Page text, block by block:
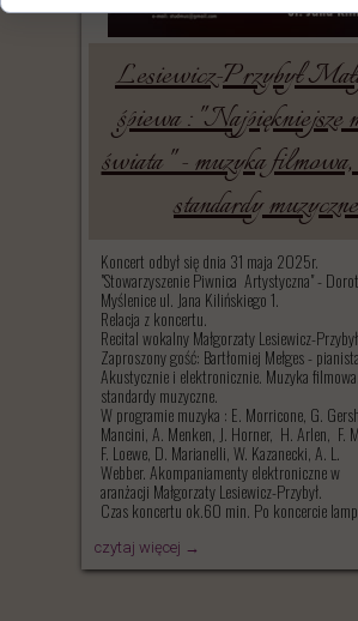
Lesiewicz-Przybył
śpiewa : "Najpiękniejsze
świata " - muzyka
standardy
Koncert odbył się dnia 31 maja 2025r.
"Stowarzyszenie Piwnica Artystyczna" -
Myślenice ul. Jana Kilińskiego 1.
Relacja z koncertu.
Recital wokalny Małgorzaty Lesiewicz-
Zaproszony gość: Bartłomiej Mełges -
Akustycznie i elektronicznie. Muzyka
standardy muzyczne.
W programie muzyka : E. Morricone, G.
Mancini, A. Menken, J. Horner, H. Arlen, F.
F. Loewe, D. Marianelli, W. Kazanecki, A. L.
Webber. Akompaniamenty elektroniczne w
aranżacji Małgorzaty Lesiewicz-Przybył.
Czas koncertu ok.60 min. Po koncercie
czytaj więcej →